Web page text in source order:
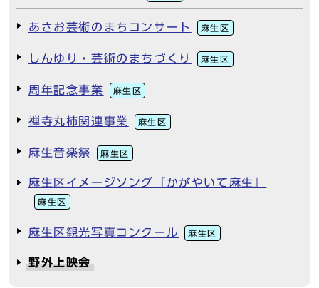
あさお芸術のまちコンサート 麻生区
しんゆり・芸術のまちづくり 麻生区
周年記念事業 麻生区
禅寺丸柿関連事業 麻生区
麻生音楽祭 麻生区
麻生区イメージソング『かがやいて麻生』
麻生区
麻生区観光写真コンクール 麻生区
野外上映会